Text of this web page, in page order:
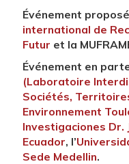
Événement
international de
Futur et la
Événement en
(Laboratoire
Sociétés,
Environnement
Investigaciones Dr.
Ecuador, l’
Sede Medellin.